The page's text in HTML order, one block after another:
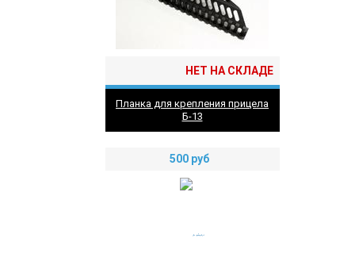
НЕТ НА СКЛАДЕ
Планка для крепления прицела
Б-13
500 руб